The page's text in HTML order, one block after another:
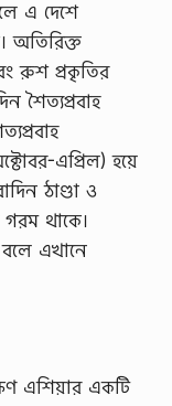
এ দেশে
অতিরিক্ত
রুশ প্রকৃতির
শৈত্যপ্রবাহ
এপ্রিল) হয়ে
ঠাণ্ডা ও
গরম থাকে।
বলে এখানে
এশিয়ার একটি